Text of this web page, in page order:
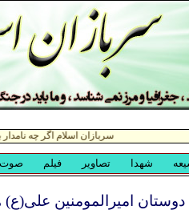
دوستان امیرالمومنین